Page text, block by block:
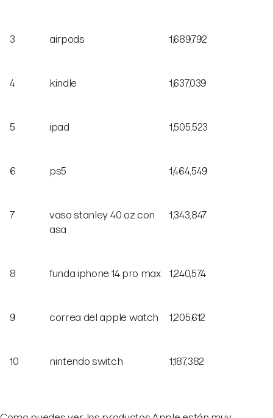
3 airpods 1,689,792
4 kindle 1,637,039
5 ipad 1,505,523
6 ps5 1,464,549
7
vaso stanley 40 oz con
asa
1,343,847
8 funda iphone 14 pro max 1,240,574
9 correa del apple watch 1,205,612
10 nintendo switch 1,187,382